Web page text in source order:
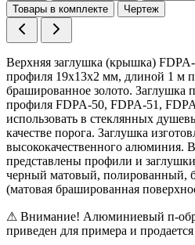
Товары в комплекте
Чертеж
Верхняя заглушка (крышка)
профиля 19х13х2 мм, длиной 1 м
брашированное золото. Заглушка
профиля FDPA-50, FDPA-51,
использовать в стеклянных
качестве порога. Заглушка
высококачественного алюминия.
представлены профили и
черный матовый, полированный,
(матовая брашированная
⚠ Внимание! Алюминиевый п-
приведен для примера и